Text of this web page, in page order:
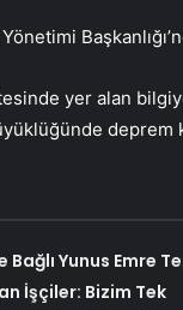
yer alan
deprem
Yunus Emre
İşçiler: Bizim Tek